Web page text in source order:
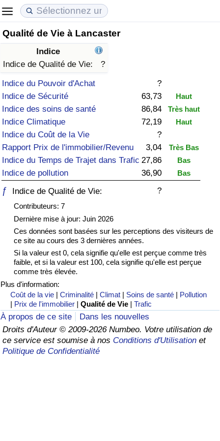
Qualité de Vie à Lancaster
Indice
Indice de Qualité de Vie:
?
Indice du Pouvoir d'Achat
?
Indice de Sécurité
63,73 Haut
Indice des soins de santé 86,84 Très haut
Indice Climatique 72,19 Haut
Indice du Coût de la Vie
?
Rapport Prix de l'immobilier/Revenu
3,04 Très Bas
Indice du Temps de Trajet dans Trafic 27,86 Bas
Indice de pollution 36,90 Bas
ƒ Indice de Qualité de Vie: ?
Contributeurs: 7
Dernière mise à jour: Juin 2026
Ces données sont basées sur les perceptions des visiteurs de
ce site au cours des 3 dernières années.
Si la valeur est 0, cela signifie qu'elle est perçue comme très
faible, et si la valeur est 100, cela signifie qu'elle est perçue
comme très élevée.
Plus d'information:
Coût de la vie |Criminalité |Climat | Soins de santé | Pollution
| Prix de l'immobilier |Qualité de Vie |Trafic
À propos de ce site
Dans les nouvelles
Droits d'Auteur © 2009-2026 Numbeo. Votre utilisation de
ce service est soumise à nos Conditions d'Utilisation et
Politique de Confidentialité
Coût de la vie
Indice du Coût de la Vie (Actuel)
Indice du Coût de la Vie
Indice du coût de la vie par pays
à Akaba
Prix de l'immobilier
Indice des Prix de l'immobilier (Actuel)
Indice des Prix de l'immobilier
Indice des Prix de l'immobilier par Pays
Qualité de Vie
Indice de Qualité de Vie
Indice de Qualité de Vie (Actuel)
Indice de qualité de vie par pays
Criminalité
Indice de Criminalité (Actuel)
Indice de Criminalité
Soins de santé
Indice des soins de santé (Actuel)
Indice des soins de santé
Indice des soins de santé par Pays
Pollution